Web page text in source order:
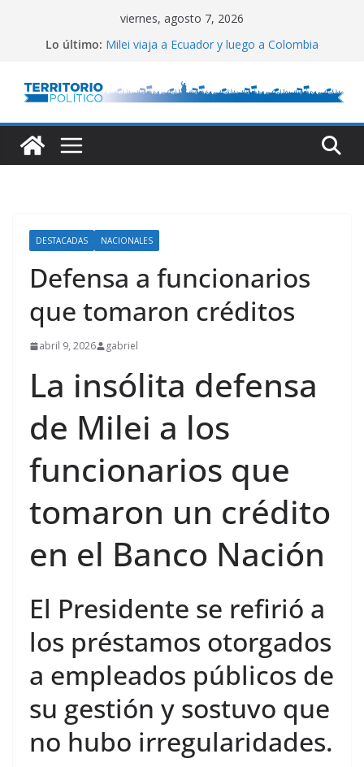
viernes, agosto 7, 2026
Lo último: Milei viaja a Ecuador y luego a Colombia
Reservas del Central: gran aumento
DESTACADAS NACIONALES
Defensa a funcionarios
que tomaron créditos
abril 9, 2026 gabriel
La insólita defensa
de Milei a los
funcionarios que
tomaron un crédito
en el Banco Nación
El Presidente se refirió a
los préstamos otorgados
a empleados públicos de
su gestión y sostuvo que
no hubo irregularidades.